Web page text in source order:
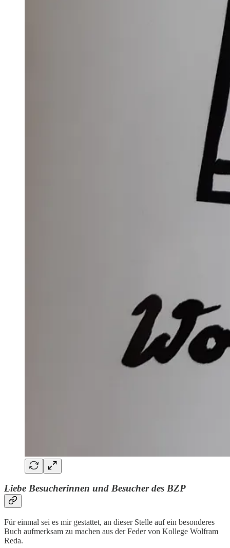
Liebe Besucherinnen und Besucher des BZP
Für einmal sei es mir gestattet, an dieser Stelle auf ein besonderes
Buch aufmerksam zu machen aus der Feder von Kollege Wolfram
Reda.